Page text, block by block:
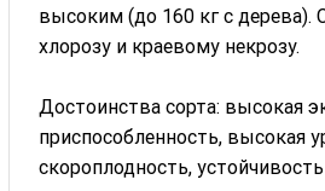
высоким (до 160 кг с дерева).
хлорозу и краевому некрозу.
Достоинства сорта: высокая
приспособленность, высокая
скороплодность,